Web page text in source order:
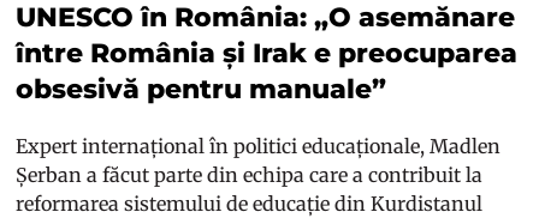
UNESCO în România: „O asemănare
între România și Irak e preocuparea
obsesivă pentru manuale”
Expert internațional în politici educaționale, Madlen
Șerban a făcut parte din echipa care a contribuit la
reformarea sistemului de educație din Kurdistanul